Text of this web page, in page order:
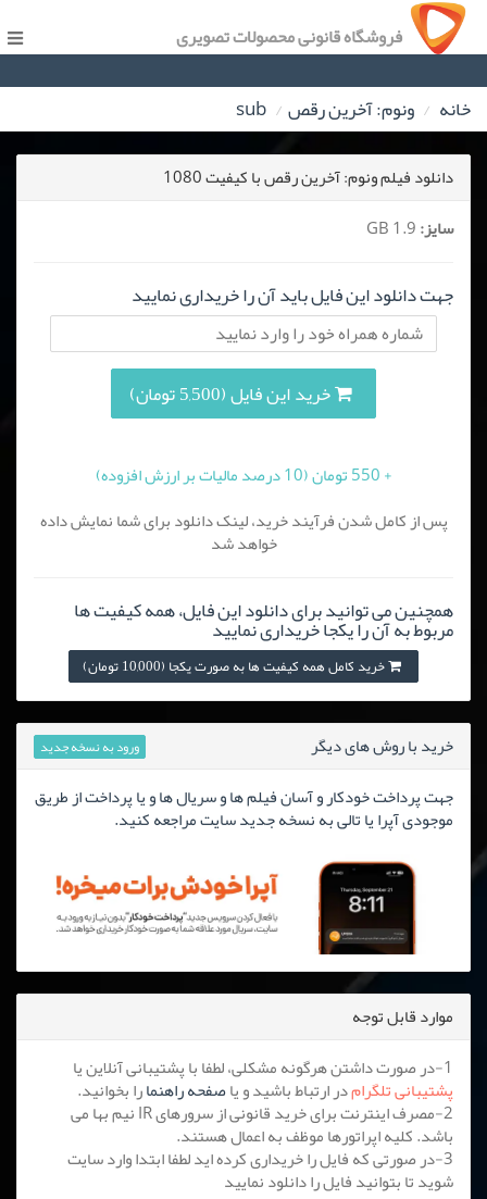
فروشگاه قانونی محصولات تصویری
خانه ونوم: آخرین رقص sub
دانلود فیلم ونوم: آخرین رقص با کیفیت 1080
سایز:
جهت دانلود این فایل باید آن را خریداری نمایید
خرید این فایل (5,500 تومان)
+ 550 تومان (10 درصد مالیات بر ارزش افزوده)
پس از کامل شدن فرآیند خرید، لینک دانلود برای شما نمایش داده
خواهد شد
همچنین می توانید برای دانلود این فایل، همه کیفیت ها
مربوط به آن را یکجا خریداری نمایید
خرید کامل همه کیفیت ها به صورت یکجا (10,000 تومان)
خرید با روش های دیگر ورود به نسخه جدید
جهت پرداخت خودکار و آسان فیلم ها و سریال ها و یا پرداخت از طریق
موجودی آپرا یا تالی به نسخه جدید سایت مراجعه کنید.
موارد قابل توجه
1-در صورت داشتن هرگونه مشکلی، لطفا با پشتیبانی آنلاین یا
پشتیبانی تلگرامدر ارتباط باشید و یاصفحه راهنمارا بخوانید.
2-مصرف اینترنت برای خرید قانونی از سرورهای IR نیم بها می
باشد. کلیه اپراتورها موظف به اعمال هستند.
3-در صورتی که فایل را خریداری کرده اید لطفا ابتدا وارد سایت
شوید تا بتوانید فایل را دانلود نمایید